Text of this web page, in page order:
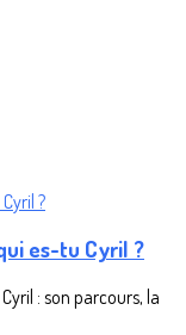
es-tu Cyril ?
: son parcours, la